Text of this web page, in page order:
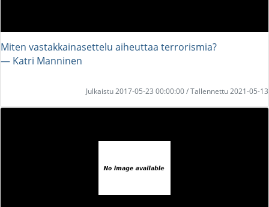
Miten vastakkainasettelu aiheuttaa terrorismia?
― Katri Manninen
Julkaistu 2017-05-23 00:00:00 / Tallennettu 2021-05-13